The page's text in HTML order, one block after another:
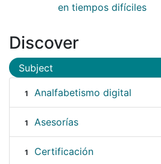
en tiempos difíciles
Discover
Subject
1 Analfabetismo digital
1 Asesorías
1 Certificación